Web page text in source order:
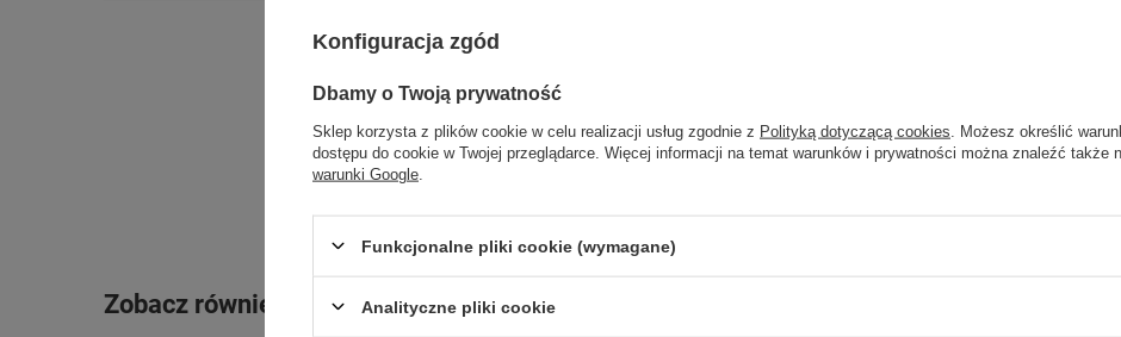
rękojmia wyłączona dla przedsiębiorców
Adres do reklamacji
Zobacz również
Konfiguracja zgód
Dbamy o Twoją prywatność
Sklep korzysta z plików cookie w celu realizacji usług zgodnie z Polityką dotyczącą cookies . Możesz określić
dostępu do cookie w Twojej przeglądarce. Więcej informacji na temat warunków i prywatności można znaleźć także
warunki Google
Funkcjonalne pliki cookie (wymagane)
Analityczne pliki cookie